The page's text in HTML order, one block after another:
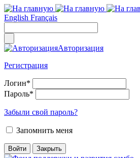
English Français
Авторизация
Регистрация
Логин*
Пароль*
Забыли свой пароль?
Запомнить меня